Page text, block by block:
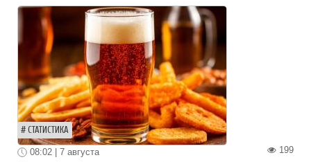
СТАТИСТИКА
199
08:02 | 7 августа